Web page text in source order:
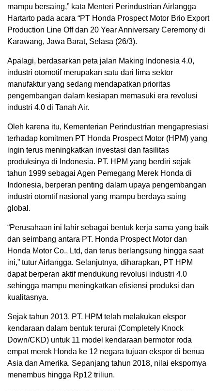
mampu bersaing,” kata Menteri Perindustrian Airlangga
Hartarto pada acara “PT Honda Prospect Motor Brio Export
Production Line Off dan 20 Year Anniversary Ceremony di
Karawang, Jawa Barat, Selasa (26/3).
Apalagi, berdasarkan peta jalan Making Indonesia 4.0,
industri otomotif merupakan satu dari lima sektor
manufaktur yang sedang mendapatkan prioritas
pengembangan dalam kesiapan memasuki era revolusi
industri 4.0 di Tanah Air.
Oleh karena itu, Kementerian Perindustrian mengapresiasi
terhadap komitmen PT Honda Prospect Motor (HPM) yang
ingin terus meningkatkan investasi dan fasilitas
produksinya di Indonesia. PT. HPM yang berdiri sejak
tahun 1999 sebagai Agen Pemegang Merek Honda di
Indonesia, berperan penting dalam upaya pengembangan
industri otomtif nasional yang mampu berdaya saing
global.
“Perusahaan ini lahir sebagai bentuk kerja sama yang baik
dan seimbang antara PT. Honda Prospect Motor dan
Honda Motor Co., Ltd, dan terus berlangsung hingga saat
ini,” tutur Airlangga. Selanjutnya, diharapkan, PT HPM
dapat berperan aktif mendukung revolusi industri 4.0
sehingga mampu meningkatkan efisiensi produksi dan
kualitasnya.
Sejak tahun 2013, PT. HPM telah melakukan ekspor
kendaraan dalam bentuk terurai (Completely Knock
Down/CKD) untuk 11 model kendaraan bermotor roda
empat merek Honda ke 12 negara tujuan ekspor di benua
Asia dan Amerika. Sepanjang tahun 2018, nilai ekspornya
menembus hingga Rp12 triliun.